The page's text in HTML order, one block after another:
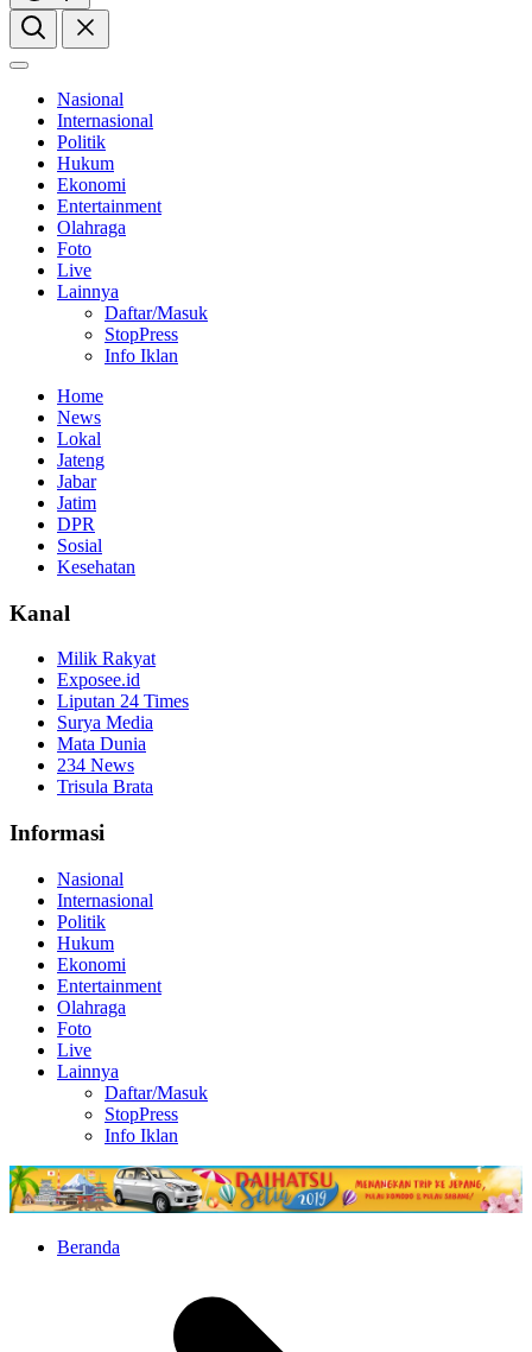
Nasional
Internasional
Politik
Hukum
Ekonomi
Entertainment
Olahraga
Foto
Live
Lainnya
Daftar/Masuk
StopPress
Info Iklan
Home
News
Lokal
Jateng
Jabar
Jatim
DPR
Sosial
Kesehatan
Kanal
Milik Rakyat
Exposee.id
Liputan 24 Times
Surya Media
Mata Dunia
234 News
Trisula Brata
Informasi
Nasional
Internasional
Politik
Hukum
Ekonomi
Entertainment
Olahraga
Foto
Live
Lainnya
Daftar/Masuk
StopPress
Info Iklan
Beranda